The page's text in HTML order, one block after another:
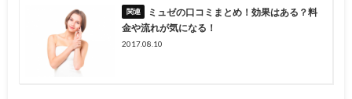
ミュゼの口コミまとめ！効果はある？料
金や流れが気になる！
2017.08.10